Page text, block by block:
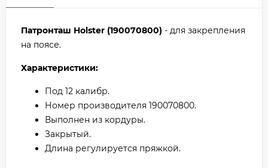
Патронташ Holster (190070800) - для закрепления
на поясе.
Характеристики:
Под 12 калибр.
Номер производителя 190070800.
Выполнен из кордуры.
Закрытый.
Длина регулируется пряжкой.